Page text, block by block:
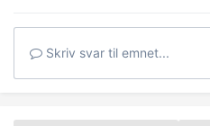
Skriv svar til emnet...